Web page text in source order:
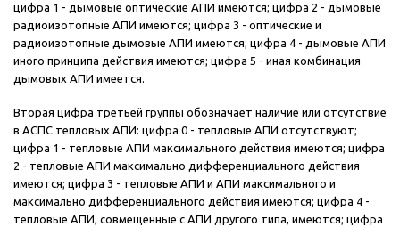
цифра 1 - дымовые оптические АПИ имеются; цифра 2 - дымовые
радиоизотопные АПИ имеются; цифра 3 - оптические и
радиоизотопные дымовые АПИ имеются; цифра 4 - дымовые АПИ
иного принципа действия имеются; цифра 5 - иная комбинация
дымовых АПИ имеется.
Вторая цифра третьей группы обозначает наличие или отсутствие
в АСПС тепловых АПИ: цифра 0 - тепловые АПИ отсутствуют;
цифра 1 - тепловые АПИ максимального действия имеются; цифра
2 - тепловые АПИ максимально дифференциального действия
имеются; цифра 3 - тепловые АПИ и АПИ максимального и
максимально дифференциального действия имеются; цифра 4 -
тепловые АПИ, совмещенные с АПИ другого типа, имеются; цифра